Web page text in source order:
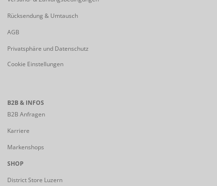
Rücksendung & Umtausch
AGB
Privatsphäre und Datenschutz
Cookie Einstellungen
B2B & INFOS
B2B Anfragen
Karriere
Markenshops
SHOP
District Store Luzern